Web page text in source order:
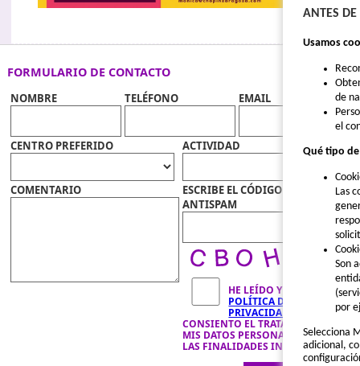
FORMULARIO DE CONTACTO
NOMBRE TELÉFONO EMAIL
CENTRO PREFERIDO ACTIVIDAD
COMENTARIO
ESCRIBE EL CÓDIGO
ANTISPAM
HE LEÍDO Y ACEPTO LA
POLÍTICA DE
PRIVACIDAD
CONSIENTO EL TRATAMIENTO DE
MIS DATOS PERSONALES PARA
LAS FINALIDADES INDICADAS.
ANTES
Usamos
de
el
Qué tipo
Las
Son
por
Selecciona
adicional,